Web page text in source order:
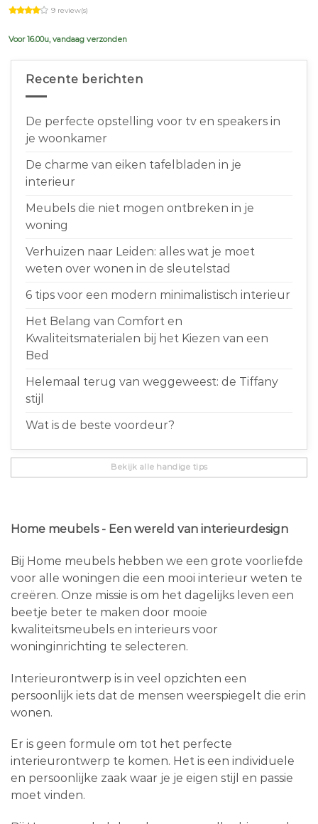
price
was:
is:
9 review(s)
Voor 16.00u, vandaag verzonden
Recente berichten
De perfecte opstelling voor tv en speakers in
je woonkamer
De charme van eiken tafelbladen in je
interieur
Meubels die niet mogen ontbreken in je
woning
Verhuizen naar Leiden: alles wat je moet
weten over wonen in de sleutelstad
6 tips voor een modern minimalistisch interieur
Het Belang van Comfort en
Kwaliteitsmaterialen bij het Kiezen van een
Bed
Helemaal terug van weggeweest: de Tiffany
stijl
Wat is de beste voordeur?
Bekijk alle handige tips
Home meubels - Een wereld van interieurdesign
Bij Home meubels hebben we een grote voorliefde
voor alle woningen die een mooi interieur weten te
creëren. Onze missie is om het dagelijks leven een
beetje beter te maken door mooie
kwaliteitsmeubels en interieurs voor
woninginrichting te selecteren.
Interieurontwerp is in veel opzichten een
persoonlijk iets dat de mensen weerspiegelt die erin
wonen.
Er is geen formule om tot het perfecte
interieurontwerp te komen. Het is een individuele
en persoonlijke zaak waar je je eigen stijl en passie
moet vinden.